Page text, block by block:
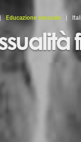
Educazione sessuale